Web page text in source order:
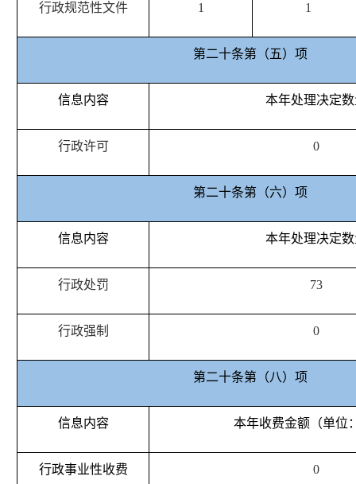
行政规范性文件 1 1
第二十条第（五）项
信息内容 本年处理决定
行政许可 0
第二十条第（六）项
信息内容 本年处理决定
行政处罚 73
行政强制 0
第二十条第（八）项
信息内容 本年收费金额（单位
行政事业性收费 0